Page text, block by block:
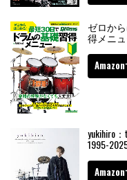
ゼロか
得メニ
yukihiro
1995-